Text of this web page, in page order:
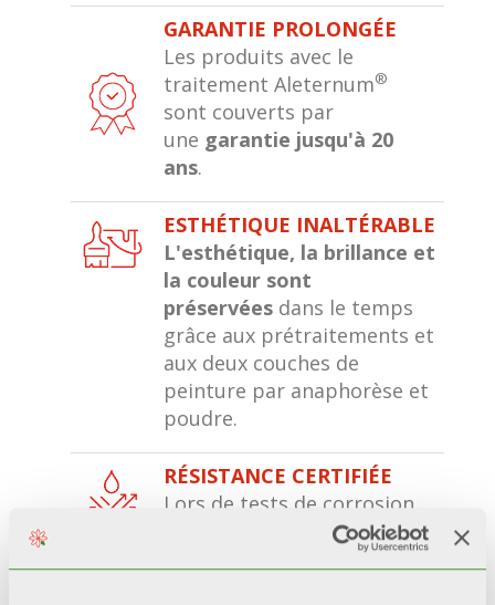
GARANTIE PROLONGÉE
Les produits avec le
traitement Aleternum®
sont couverts par
une garantie jusqu'à 20
ans.
ESTHÉTIQUE INALTÉRABLE
L'esthétique, la brillance et
la couleur sont
préservées dans le temps
grâce aux prétraitements et
aux deux couches de
peinture par anaphorèse et
poudre.
RÉSISTANCE CERTIFIÉE
Lors de tests de corrosion
accélérée*, les radiateurs
avec une double couche de